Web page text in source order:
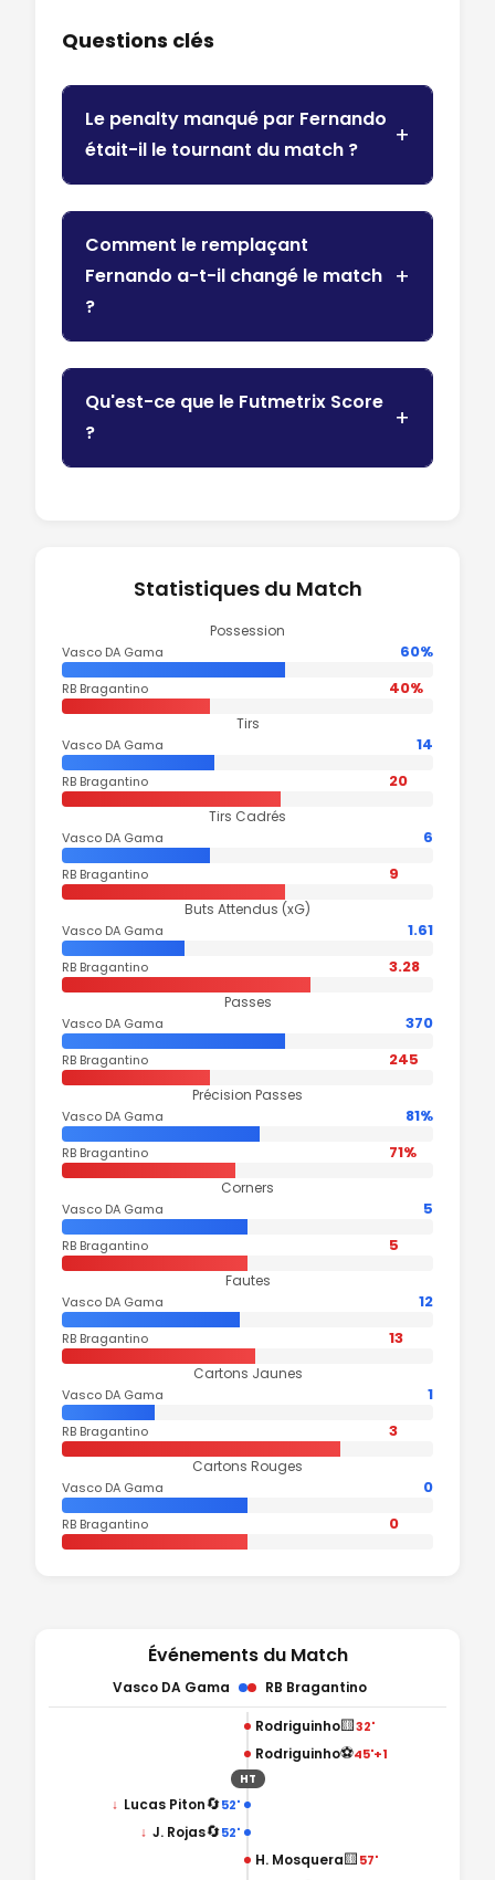
Questions clés
Le penalty manqué par Fernando
était-il le tournant du match ?
Comment le remplaçant
Fernando a-t-il changé le match
?
Qu'est-ce que le Futmetrix Score
?
Statistiques du Match
Possession
Vasco DA Gama 60%
RB Bragantino 40%
Tirs
Vasco DA Gama 14
RB Bragantino 20
Tirs Cadrés
Vasco DA Gama 6
RB Bragantino 9
Buts Attendus (xG)
Vasco DA Gama 1.61
RB Bragantino 3.28
Passes
Vasco DA Gama 370
RB Bragantino 245
Précision Passes
Vasco DA Gama 81%
RB Bragantino 71%
Corners
Vasco DA Gama 5
RB Bragantino 5
Fautes
Vasco DA Gama 12
RB Bragantino 13
Cartons Jaunes
Vasco DA Gama 1
RB Bragantino 3
Cartons Rouges
Vasco DA Gama 0
RB Bragantino 0
Événements du Match
Vasco DA Gama RB Bragantino
Rodriguinho🟨32'
Rodriguinho⚽45'+1
HT
52'
🔄
↓ Lucas Piton
52'
🔄
↓ J. Rojas
H. Mosquera🟨57'